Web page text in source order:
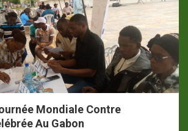
Mondiale Contre
Au Gabon